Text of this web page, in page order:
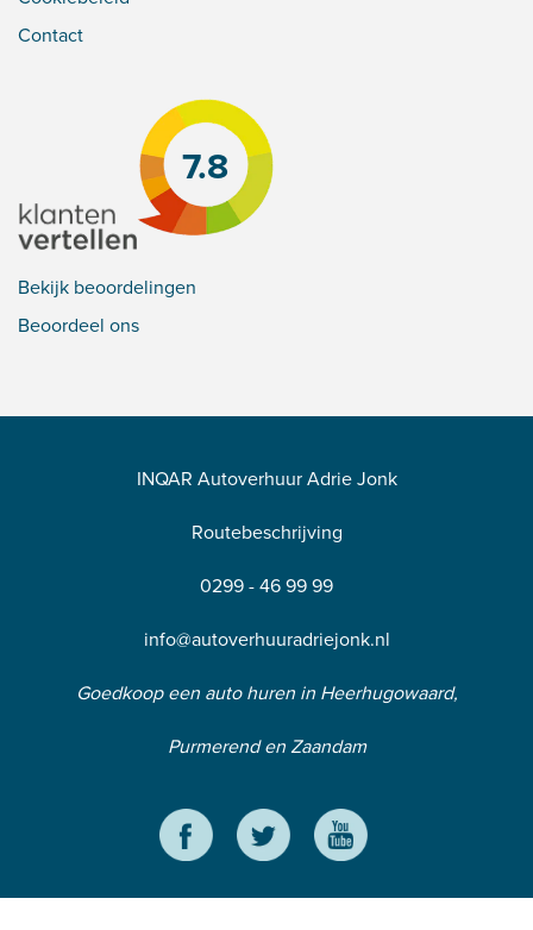
Contact
7.8
Bekijk beoordelingen
Beoordeel ons
INQAR Autoverhuur Adrie Jonk
Routebeschrijving
0299 - 46 99 99
info@autoverhuuradriejonk.nl
Goedkoop een auto huren in Heerhugowaard,
Purmerend en Zaandam